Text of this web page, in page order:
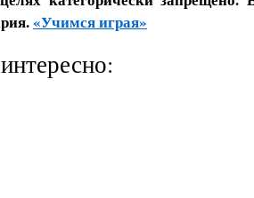
«Учимся играя»